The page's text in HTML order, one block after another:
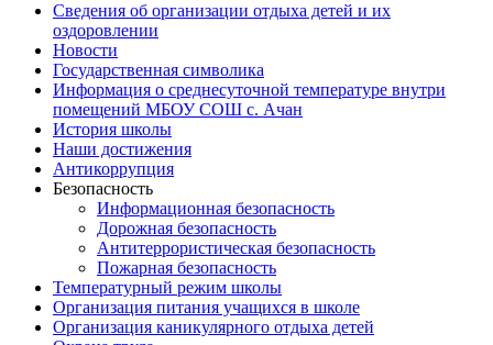
Сведения об организации отдыха детей и их
оздоровлении
Новости
Государственная символика
Информация о среднесуточной температуре внутри
помещений МБОУ СОШ с. Ачан
История школы
Наши достижения
Антикоррупция
Безопасность
Информационная безопасность
Дорожная безопасность
Антитеррористическая безопасность
Пожарная безопасность
Температурный режим школы
Организация питания учащихся в школе
Организация каникулярного отдыха детей